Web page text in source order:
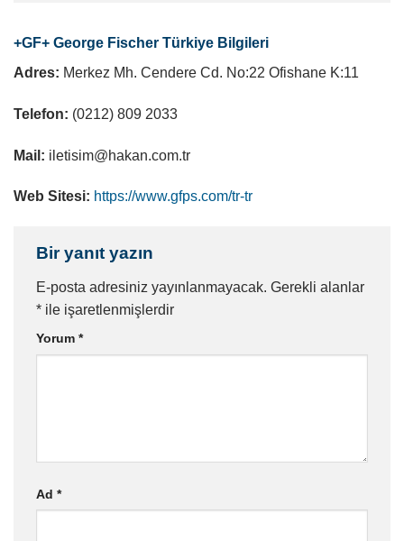
+GF+ George Fischer Türkiye Bilgileri
Adres: Merkez Mh. Cendere Cd. No:22 Ofishane K:11
Telefon: (0212) 809 2033
Mail: iletisim@hakan.com.tr
Web Sitesi: https://www.gfps.com/tr-tr
Bir yanıt yazın
E-posta adresiniz yayınlanmayacak. Gerekli alanlar
* ile işaretlenmişlerdir
Yorum *
Ad *